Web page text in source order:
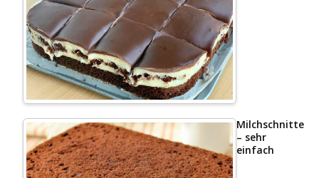
– sehr
einfach